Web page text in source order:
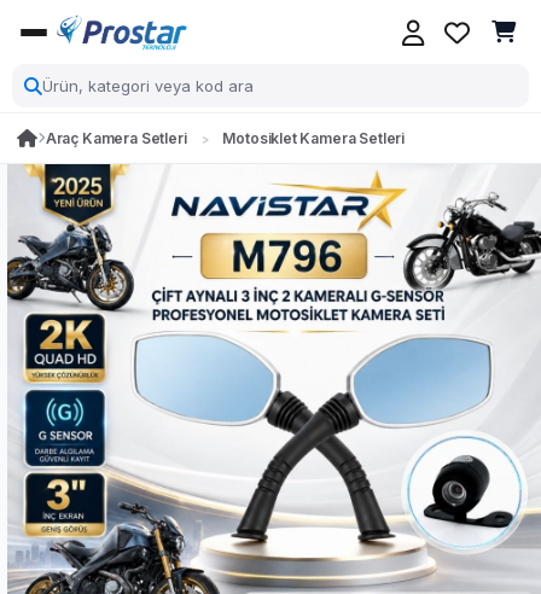
Araç Kamera Setleri Motosiklet Kamera Setleri